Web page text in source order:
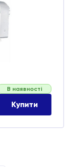
В наявності
Купити